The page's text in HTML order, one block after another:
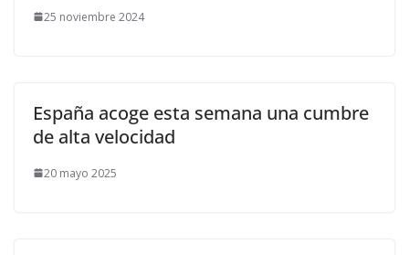
25 noviembre 2024
España acoge esta semana una cumbre
de alta velocidad
20 mayo 2025